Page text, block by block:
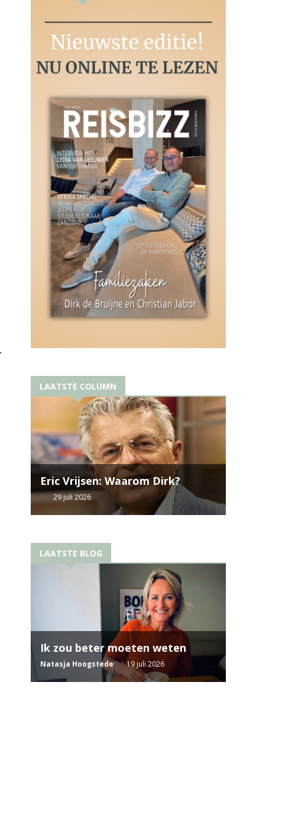
LAATSTE COLUMN
Eric Vrijsen: Waarom Dirk?
29 juli 2026
LAATSTE BLOG
Ik zou beter moeten weten
Natasja Hoogstede 19 juli 2026